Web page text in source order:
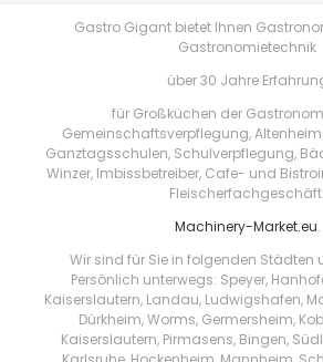
Gastro Gigant bietet Ihnen
Gastronomietechnik
über 30 Jahre
für Großküchen der
Gemeinschaftsverpflegung,
Ganztagsschulen, Schulverpflegung,
Winzer, Imbissbetreiber, Cafe- und
Fleischerfachgeschäft.
Machinery-Market.eu.
Wir sind für Sie in folgenden Städten
Persönlich unterwegs: Speyer,
Kaiserslautern, Landau, Ludwigshafen,
Dürkheim, Worms, Germersheim,
Kaiserslautern, Pirmasens, Bingen,